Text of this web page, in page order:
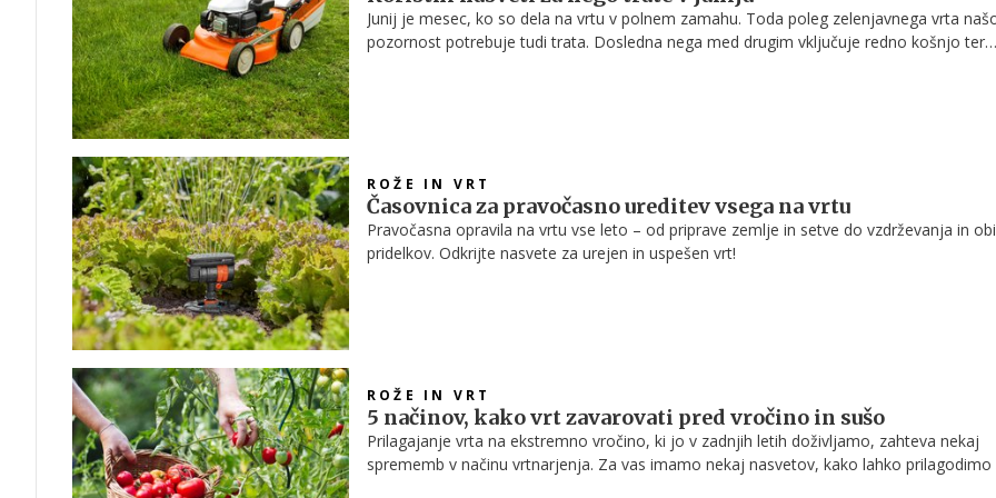
Junij je mesec, ko so dela na vrtu v polnem zamahu. Toda poleg zelenjavnega vrta
pozornost potrebuje tudi trata. Dosledna nega med drugim vključuje redno košnjo ter
ROŽE IN VRT
Časovnica za pravočasno ureditev vsega na vrtu
Pravočasna opravila na vrtu vse leto – od priprave zemlje in setve do vzdrževanja in
pridelkov. Odkrijte nasvete za urejen in uspešen vrt!
ROŽE IN VRT
5 načinov, kako vrt zavarovati pred vročino in sušo
Prilagajanje vrta na ekstremno vročino, ki jo v zadnjih letih doživljamo, zahteva nekaj
sprememb v načinu vrtnarjenja. Za vas imamo nekaj nasvetov, kako lahko prilagodimo